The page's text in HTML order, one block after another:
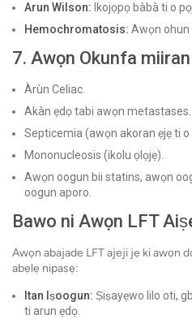
Arun Wilson: Ikojọpọ bàbà ti o
Hemochromatosis: Awọn ohun
7. Awọn Okunfa miiran
Àrùn Celiac.
Akàn ẹdọ tabi awọn metastases.
Septicemia (awọn akoran ẹjẹ ti o
Mononucleosis (ikolu ọlọjẹ).
Awọn oogun bii statins, awọn
oogun aporo.
Bawo ni Awọn LFT
Awọn abajade LFT ajeji jẹ ki awọn
abẹlẹ nipasẹ:
Itan Iṣoogun: Ṣiṣayẹwo lilo oti,
ti arun ẹdọ.